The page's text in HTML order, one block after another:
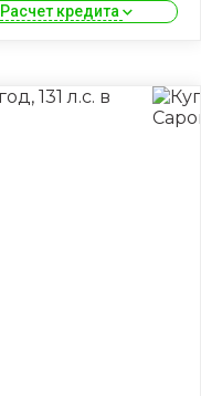
Расчет кредита